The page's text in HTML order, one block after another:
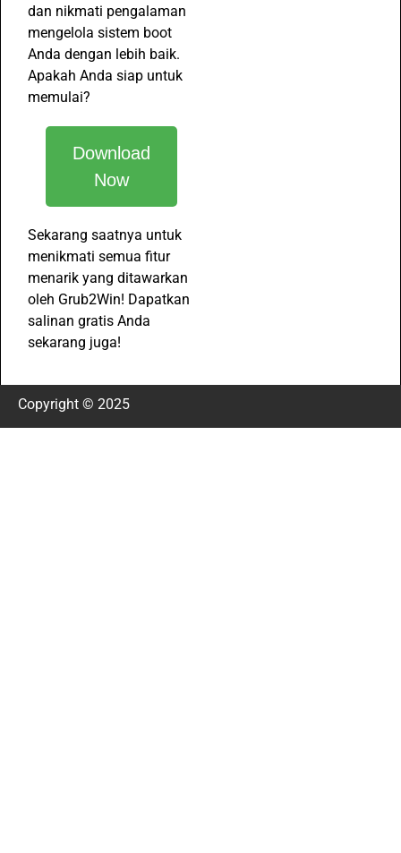
dan nikmati pengalaman
mengelola sistem boot
Anda dengan lebih baik.
Apakah Anda siap untuk
memulai?
Download
Now
Sekarang saatnya untuk
menikmati semua fitur
menarik yang ditawarkan
oleh Grub2Win! Dapatkan
salinan gratis Anda
sekarang juga!
Copyright © 2025